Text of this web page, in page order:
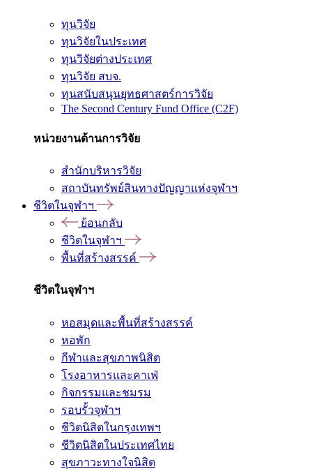
ทุนวิจัย
ทุนวิจัยในประเทศ
ทุนวิจัยต่างประเทศ
ทุนวิจัย สบจ.
ทุนสนับสนุนยุทธศาสตร์การวิจัย
The Second Century Fund Office (C2F)
หน่วยงานด้านการวิจัย
สำนักบริหารวิจัย
สถาบันทรัพย์สินทางปัญญาแห่งจุฬาฯ
ชีวิตในจุฬาฯ
ย้อนกลับ
ชีวิตในจุฬาฯ
พื้นที่สร้างสรรค์
ชีวิตในจุฬาฯ
หอสมุดและพื้นที่สร้างสรรค์
หอพัก
กีฬาและสุขภาพนิสิต
โรงอาหารและคาเฟ่
กิจกรรมและชมรม
รอบรั้วจุฬาฯ
ชีวิตนิสิตในกรุงเทพฯ
ชีวิตนิสิตในประเทศไทย
สุขภาวะทางใจนิสิต